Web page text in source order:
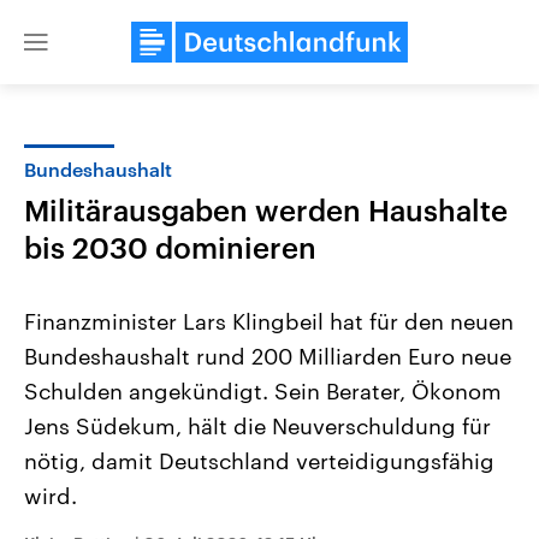
Close
Landtagswahl Sachsen-Anhalt
2026
Alle Informationen
Sachsen-Anhalt wählt am 6.
September 2026 einen neuen
Bundesland von einer Koalition aus
USA
Aktuelle Beiträge,
Hintergründe
Wirtschaftlich und
Bundeshaushalt
Militärausgaben werden Haushalte
bis 2030 dominieren
Finanzminister Lars Klingbeil hat für den neuen
Bundeshaushalt rund 200 Milliarden Euro neue
Schulden angekündigt. Sein Berater, Ökonom
Jens Südekum, hält die Neuverschuldung für
nötig, damit Deutschland verteidigungsfähig
wird.